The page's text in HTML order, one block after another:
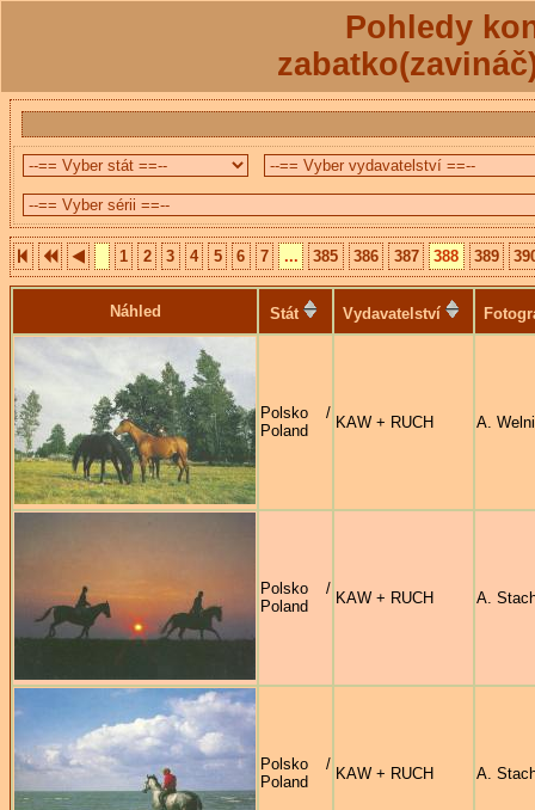
Pohledy
1 2 3 4 5 6 7 ... 385 386 387 388 389
Náhled Stát Vydavatelství
Polsko /
Poland
KAW + RUCH A.
Polsko /
Poland
KAW + RUCH A.
Polsko /
Poland
KAW + RUCH A.